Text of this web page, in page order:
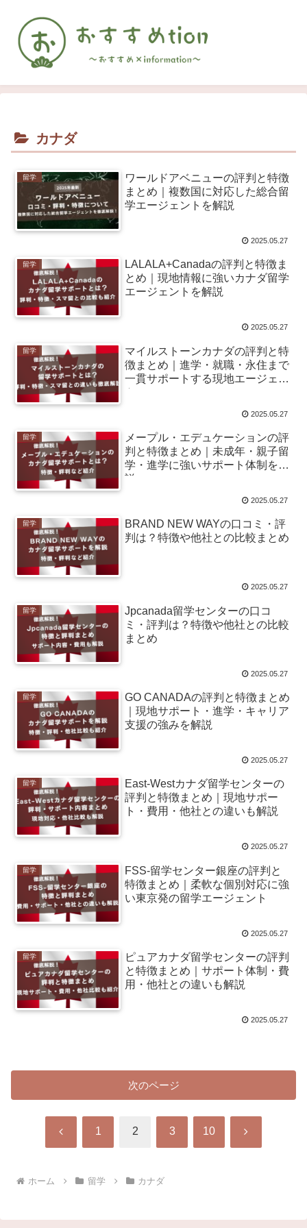
カナダ
留学
ワールドアベニューの評判と特徴
まとめ｜複数国に対応した総合留
学エージェントを解説
2025.05.27
留学
LALALA+Canadaの評判と特徴ま
とめ｜現地情報に強いカナダ留学
エージェントを解説
2025.05.27
留学
マイルストーンカナダの評判と特
徴まとめ｜進学・就職・永住まで
一貫サポートする現地エージェン
ト
2025.05.27
留学
メープル・エデュケーションの評
判と特徴まとめ｜未成年・親子留
学・進学に強いサポート体制を解
説
2025.05.27
留学
BRAND NEW WAYの口コミ・評
判は？特徴や他社との比較まとめ
2025.05.27
留学
Jpcanada留学センターの口コ
ミ・評判は？特徴や他社との比較
まとめ
2025.05.27
留学
GO CANADAの評判と特徴まとめ
｜現地サポート・進学・キャリア
支援の強みを解説
2025.05.27
留学
East-Westカナダ留学センターの
評判と特徴まとめ｜現地サポー
ト・費用・他社との違いも解説
2025.05.27
留学
FSS-留学センター銀座の評判と
特徴まとめ｜柔軟な個別対応に強
い東京発の留学エージェント
2025.05.27
留学
ピュアカナダ留学センターの評判
と特徴まとめ｜サポート体制・費
用・他社との違いも解説
2025.05.27
次のページ
前 1 2 3 10 次
ホーム 留学 カナダ